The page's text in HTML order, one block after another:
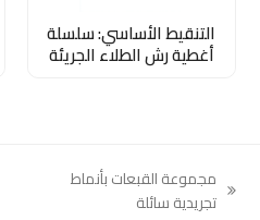
التنقيط الأساسي: سلسلة
أغطية رش الطلاء الجريئة
previous
مجموعة القبعات بأنماط
تجريدية سائلة